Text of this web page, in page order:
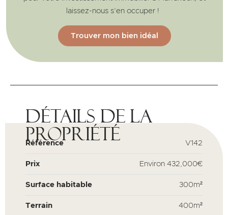
laissez-nous s’en occuper !
Trouver mon bien idéal
Détails de la
propriété
Référence V142
Prix Environ 432,000€
Surface habitable 300m²
Terrain 400m²